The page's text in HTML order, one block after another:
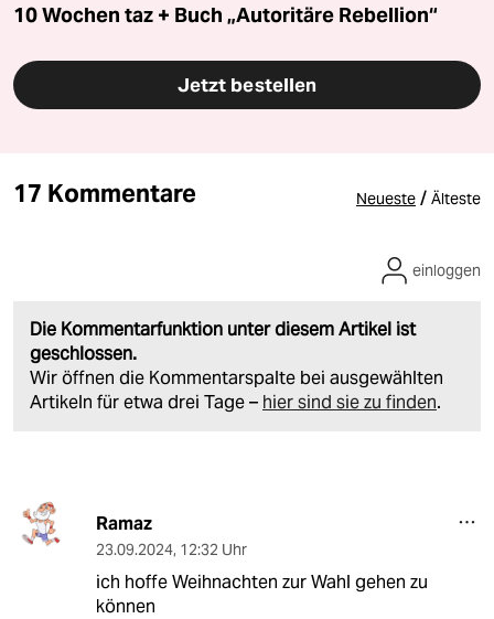
10 Wochen taz + Buch „Autoritäre Rebellion“
Jetzt bestellen
17 Kommentare Neueste / Älteste
Die Kommentarfunktion unter diesem Artikel ist
geschlossen.
Wir öffnen die Kommentarspalte bei ausgewählten
Artikeln für etwa drei Tage – hier sind sie zu finden.
einloggen
Ramaz
23.09.2024, 12:32 Uhr
ich hoffe Weihnachten zur Wahl gehen zu
können